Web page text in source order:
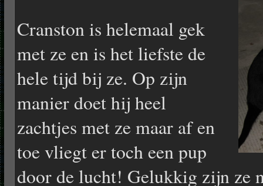
Cranston is helemaal gek
met ze en is het liefste de
hele tijd bij ze. Op zijn
manier doet hij heel
zachtjes met ze maar af en
toe vliegt er toch een pup
door de lucht! Gelukkig zijn ze